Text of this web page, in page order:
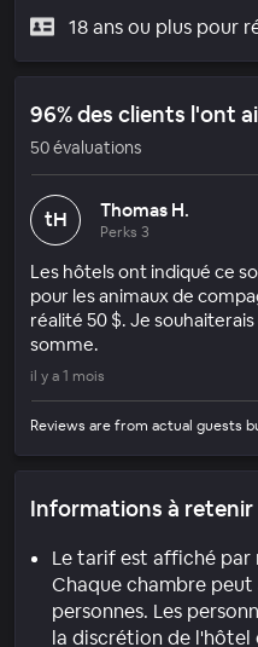
18 ans ou plus pour
96% des clients l'ont
50 évaluations
tH Thomas H.
Perks 3
Les hôtels ont indiqué ce
pour les animaux de
réalité 50 $. Je
somme.
il y a 1 mois
Reviews are from actual guests
Informations à retenir
Le tarif est affiché
Chaque chambre
personnes. Les
la discrétion de l'hôtel